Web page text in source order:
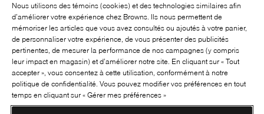
BROWNS SHOES INC. TOUS DROITS
RÉSERVÉS
SUIVEZ-NOUS!:
Nous utilisons des témoins (cookies) et des technologies similaires afin
d’améliorer votre expérience chez Browns. Ils nous permettent de
mémoriser les articles que vous avez consultés ou ajoutés à votre panier,
de personnaliser votre expérience, de vous présenter des publicités
pertinentes, de mesurer la performance de nos campagnes (y compris
leur impact en magasin) et d’améliorer notre site. En cliquant sur « Tout
accepter », vous consentez à cette utilisation, conformément à notre
politique de confidentialité. Vous pouvez modifier vos préférences en tout
temps en cliquant sur « Gérer mes préférences »